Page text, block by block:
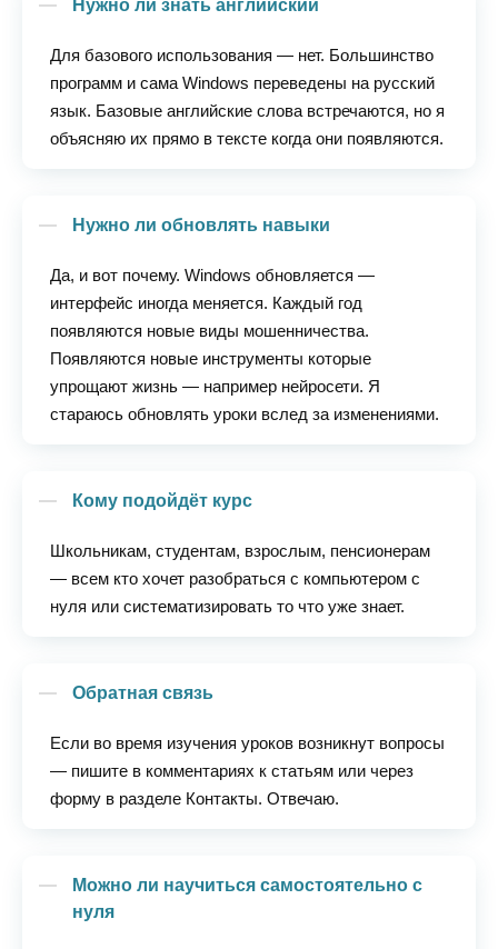
Нужно ли знать английский
Для базового использования — нет. Большинство
программ и сама Windows переведены на русский
язык. Базовые английские слова встречаются, но я
объясняю их прямо в тексте когда они появляются.
Нужно ли обновлять навыки
Да, и вот почему. Windows обновляется —
интерфейс иногда меняется. Каждый год
появляются новые виды мошенничества.
Появляются новые инструменты которые
упрощают жизнь — например нейросети. Я
стараюсь обновлять уроки вслед за изменениями.
Кому подойдёт курс
Школьникам, студентам, взрослым, пенсионерам
— всем кто хочет разобраться с компьютером с
нуля или систематизировать то что уже знает.
Обратная связь
Если во время изучения уроков возникнут вопросы
— пишите в комментариях к статьям или через
форму в разделе Контакты. Отвечаю.
Можно ли научиться самостоятельно с
нуля